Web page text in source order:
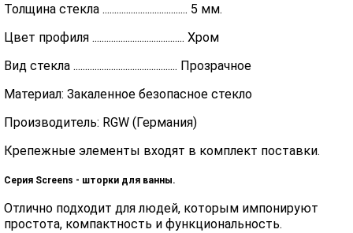
Толщина стекла .................................... 5 мм.
Цвет профиля ....................................... Хром
Вид стекла ............................................ Прозрачное
Материал: Закаленное безопасное стекло
Производитель: RGW (Германия)
Крепежные элементы входят в комплект поставки.
Серия Screens - шторки для ванны.
Отлично подходит для людей, которым импонируют
простота, компактность и функциональность.